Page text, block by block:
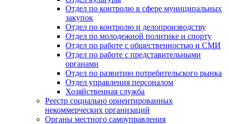
Отдел по контролю в сфере муниципальных
закупок
Отдел по контролю и делопроизводству
Отдел по молодежной политике и спорту
Отдел по работе с общественностью и СМИ
Отдел по работе с представительными
органами
Отдел по развитию потребительского рынка
Отдел управления персоналом
Хозяйственная служба
Реестр социально ориентированных
некоммерческих организаций
Органы местного самоуправления